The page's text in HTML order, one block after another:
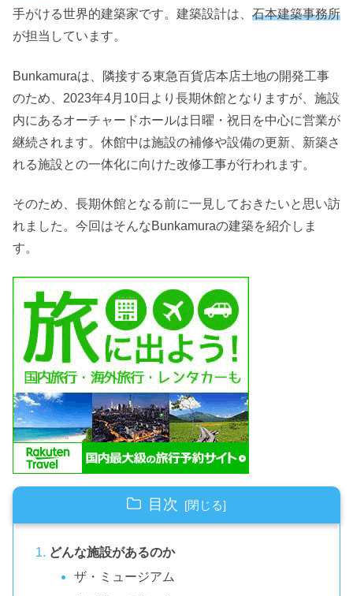
手がける世界的建築家です。建築設計は、 石本建築事務所
が担当しています。
Bunkamuraは、隣接する東急百貨店本店土地の開発工事
のため、2023年4月10日より長期休館となりますが、施設
内にあるオーチャードホールは日曜・祝日を中心に営業が
継続されます。休館中は施設の補修や設備の更新、新築さ
れる施設との一体化に向けた改修工事が行われます。
そのため、長期休館となる前に一見しておきたいと思い訪
れました。今回はそんなBunkamuraの建築を紹介しま
す。
目次
どんな施設があるのか
ザ・ミュージアム